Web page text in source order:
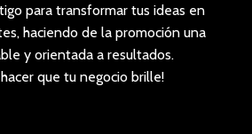
para transformar tus ideas en
haciendo de la promoción una
y orientada a resultados.
que tu negocio brille!